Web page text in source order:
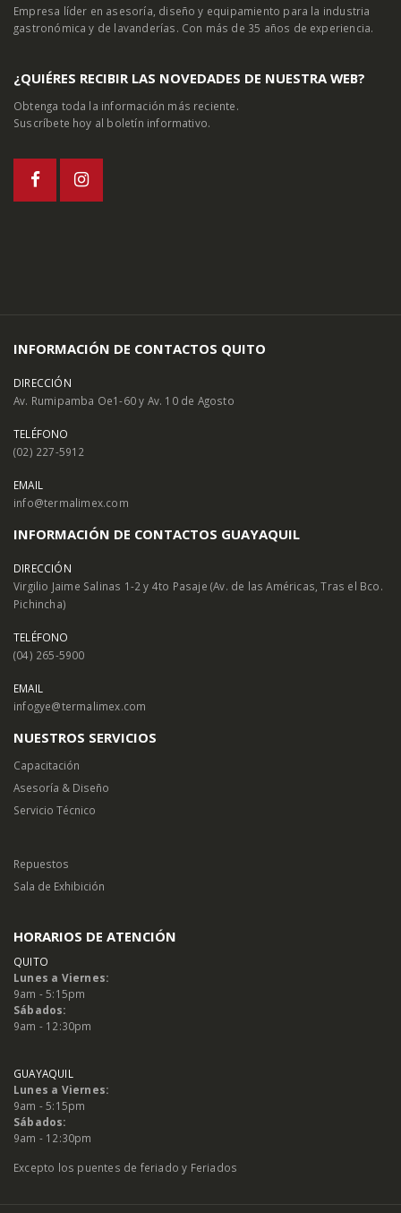
Empresa líder en asesoría, diseño y equipamiento para la industria
gastronómica y de lavanderías. Con más de 35 años de experiencia.
¿QUIÉRES RECIBIR LAS NOVEDADES DE NUESTRA WEB?
Obtenga toda la información más reciente.
Suscríbete hoy al boletín informativo.
INFORMACIÓN DE CONTACTOS QUITO
DIRECCIÓN
Av. Rumipamba Oe1-60 y Av. 10 de Agosto
TELÉFONO
(02) 227-5912
EMAIL
info@termalimex.com
INFORMACIÓN DE CONTACTOS GUAYAQUIL
DIRECCIÓN
Virgilio Jaime Salinas 1-2 y 4to Pasaje (Av. de las Américas, Tras el Bco.
Pichincha)
TELÉFONO
(04) 265-5900
EMAIL
infogye@termalimex.com
NUESTROS SERVICIOS
Capacitación
Asesoría & Diseño
Servicio Técnico
Repuestos
Sala de Exhibición
HORARIOS DE ATENCIÓN
QUITO
Lunes a Viernes:
9am - 5:15pm
Sábados:
9am - 12:30pm
GUAYAQUIL
Lunes a Viernes:
9am - 5:15pm
Sábados:
9am - 12:30pm
Excepto los puentes de feriado y Feriados